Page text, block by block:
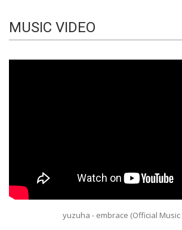
MUSIC VIDEO
yuzuha - embrace (Official Music